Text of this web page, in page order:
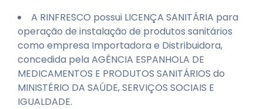
A RINFRESCO possui LICENÇA SANITÁRIA para
operação de instalação de produtos sanitários
como empresa Importadora e Distribuidora,
concedida pela AGÊNCIA ESPANHOLA DE
MEDICAMENTOS E PRODUTOS SANITÁRIOS do
MINISTÉRIO DA SAÚDE, SERVIÇOS SOCIAIS E
IGUALDADE.